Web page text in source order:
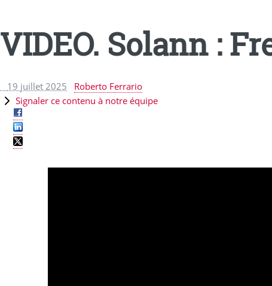
VIDEO. Solann :
19 juillet 2025
Roberto Ferrario
Signaler ce contenu à notre équipe